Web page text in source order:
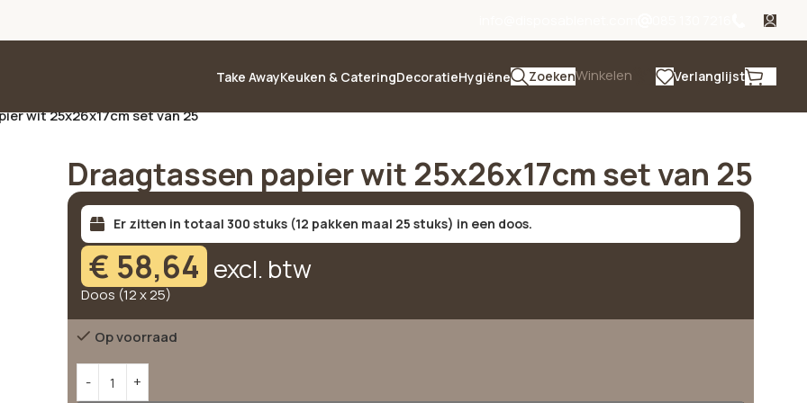
Take AwayKeuken & CateringDecoratieHygiëne ZoekenWinkelen Verlanglijst
wit 25x26x17cm set van 25
Draagtassen papier wit 25x26x17cm set van 25
Er zitten in totaal 300 stuks (12 pakken maal 25 stuks) in een doos.
€ 58,64 excl. btw
Doos (12 x 25)
Op voorraad